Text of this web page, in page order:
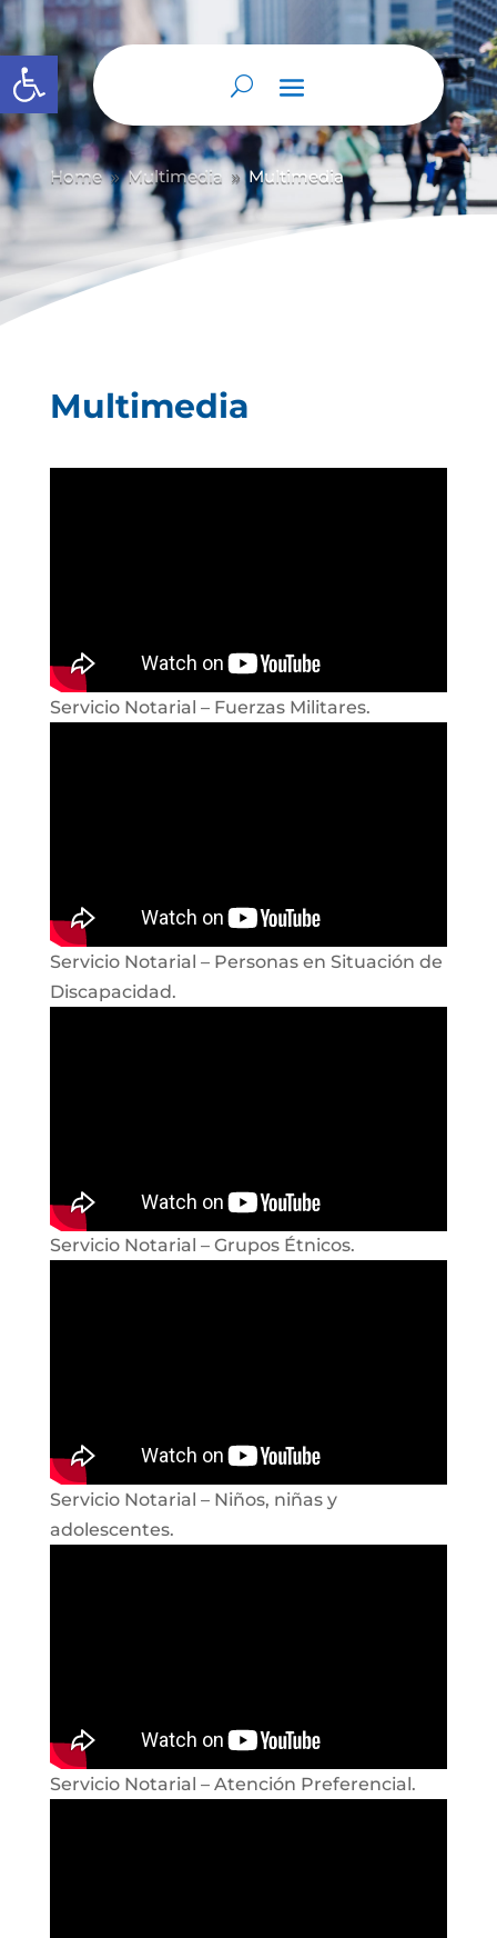
Abrir barra de herramientas
Home 9 Multimedia 9 Multimedia
Multimedia
Servicio Notarial – Fuerzas Militares.
Servicio Notarial – Personas en Situación de
Discapacidad.
Servicio Notarial – Grupos Étnicos.
Servicio Notarial – Niños, niñas y
adolescentes.
Servicio Notarial – Atención Preferencial.